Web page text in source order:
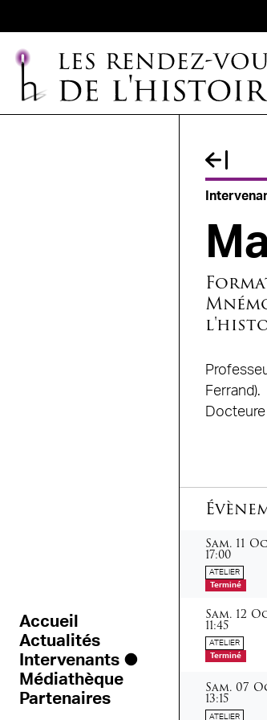
Accueil
Actualités
Intervenants
Médiathèque
Partenaires
Fil
Ferrand).
samedi
Sam. 11
17:00
ATELIER
Terminé
samedi
Sam. 12
11:45
ATELIER
Terminé
samedi
Sam. 07
13:15
ATELIER